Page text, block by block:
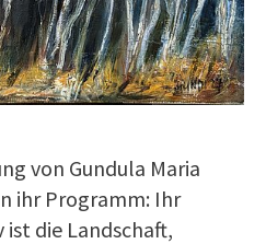
von Gundula Maria
ihr Programm: Ihr
die Landschaft,